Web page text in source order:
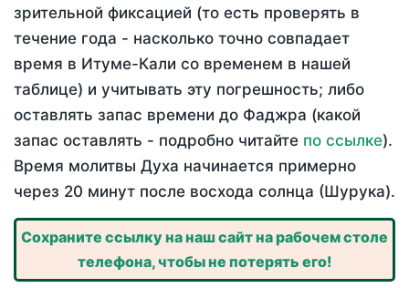
зрительной фиксацией (то есть проверять в
течение года - насколько точно совпадает
время в Итуме-Кали со временем в нашей
таблице) и учитывать эту погрешность; либо
оставлять запас времени до Фаджра (какой
запас оставлять - подробно читайте по ссылке).
Время молитвы Духа начинается примерно
через 20 минут после восхода солнца (Шурука).
Сохраните ссылку на наш сайт на рабочем столе
телефона, чтобы не потерять его!